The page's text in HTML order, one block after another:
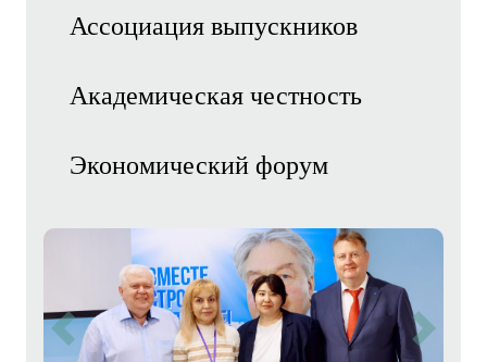
Ассоциация выпускников
Академическая честность
Экономический форум
Previous Next